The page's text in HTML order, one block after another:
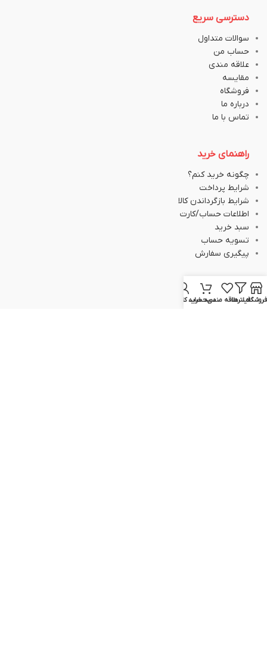
دسترسی سریع
سوالات متداول
حساب من
علاقه مندی
مقایسه
فروشگاه
درباره ما
تماس با ما
راهنمای خرید
چگونه خرید کنم؟
شرایط پرداخت
شرایط بازگرداندن کالا
اطلاعات حساب/کارت
سبد خرید
تسویه حساب
پیگیری سفارش
ارتباط با ما
فروشگاهفیلترهاعلاقه مندیسبد خرید
حساب کاربری من